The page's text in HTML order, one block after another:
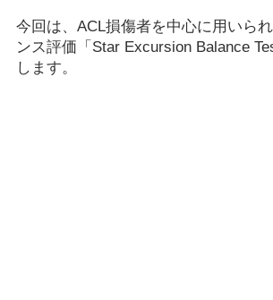
今回は、ACL損傷者を中心に用いら
ンス評価「Star Excursion Balance
します。